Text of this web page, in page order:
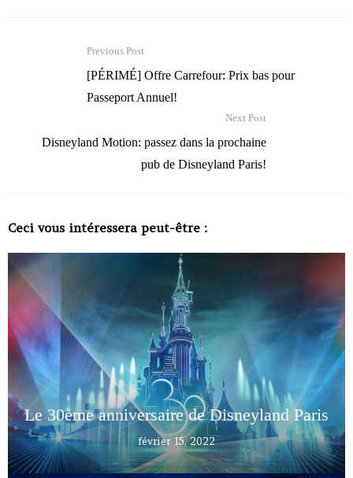
Previous Post
[PÉRIMÉ] Offre Carrefour: Prix bas pour
Passeport Annuel!
Next Post
Disneyland Motion: passez dans la prochaine
pub de Disneyland Paris!
Ceci vous intéressera peut-être :
Le 30ème anniversaire de Disneyland Paris
février 15, 2022